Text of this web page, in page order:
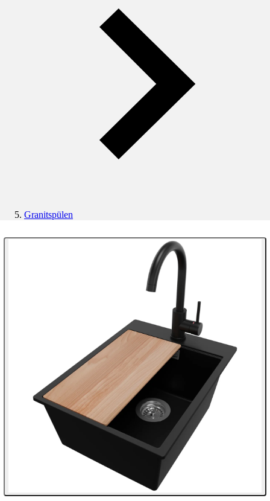
Granitspülen